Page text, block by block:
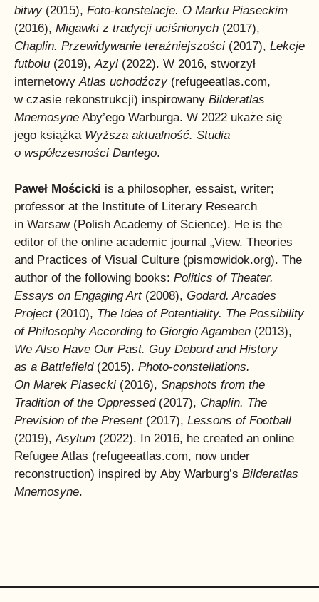
bitwy(2015), Foto-konstelacje. O Marku Piaseckim
(2016), Migawki z tradycji uciśnionych (2017),
Chaplin. Przewidywanie teraźniejszości (2017), Lekcje
futbolu (2019),Azyl (2022). W 2016, stworzył
internetowyAtlas uchodźczy(refugeeatlas.com,
w czasie rekonstrukcji) inspirowany Bilderatlas
Mnemosyne Aby’ego Warburga. W 2022 ukaże się
jego książka Wyższa aktualność. Studia
o współczesności Dantego.
Paweł Mościcki is a philosopher, essaist, writer;
professor at the Institute of Literary Research
in Warsaw (Polish Academy of Science). He is the
editor of the online academic journal „View. Theories
and Practices of Visual Culture (pismowidok.org). The
author of the following books: Politics of Theater.
Essays on Engaging Art(2008), Godard. Arcades
Project(2010), The Idea of Potentiality. The Possibility
of Philosophy According to Giorgio Agamben (2013),
We Also Have Our Past. Guy Debord and History
as a Battlefield(2015). Photo-constellations.
On Marek Piasecki (2016), Snapshots from the
Tradition of the Oppressed(2017), Chaplin. The
Prevision of the Present(2017), Lessons of Football
(2019),Asylum (2022). In 2016, he created an online
Refugee Atlas (refugeeatlas.com, now under
reconstruction) inspired by Aby Warburg’s Bilderatlas
Mnemosyne.